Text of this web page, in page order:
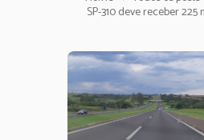
SP-310 deve receber 225